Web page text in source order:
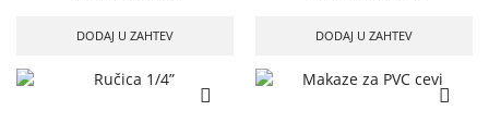
DODAJ U ZAHTEV DODAJ U ZAHTEV